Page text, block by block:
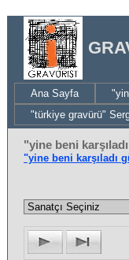
Ana Sayfa
"türkiye gravürü"
"yine beni
"yine beni karşıladı